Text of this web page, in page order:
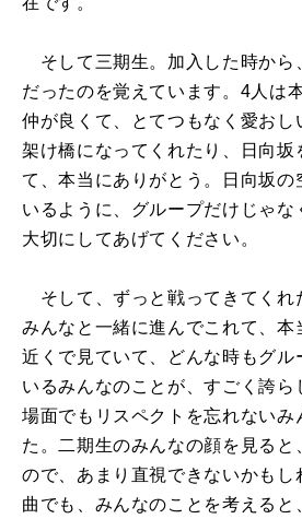
そして三期生。加入した時から
だったのを覚えています。4人は
仲が良くて、とてつもなく愛おし
架け橋になってくれたり、日向坂
て、本当にありがとう。日向坂の
いるように、グループだけじゃな
大切にしてあげてください。
そして、ずっと戦ってきてくれ
みんなと一緒に進んでこれて、本
近くで見ていて、どんな時もグル
いるみんなのことが、すごく誇ら
場面でもリスペクトを忘れないみ
た。二期生のみんなの顔を見ると
ので、あまり直視できないかもし
曲でも、みんなのことを考えると